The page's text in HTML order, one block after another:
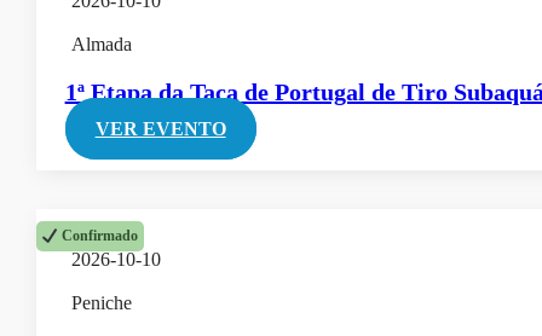
Almada
1ª Etapa da Taça de Portugal de Tiro
VER EVENTO
Confirmado
2026-10-10
Peniche